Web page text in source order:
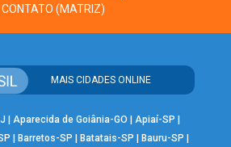
CONTATO (MATRIZ)
MAIS CIDADES ONLINE
| Aparecida de Goiânia-GO | Apiaí-SP |
|Barretos-SP |Batatais-SP |Bauru-SP |